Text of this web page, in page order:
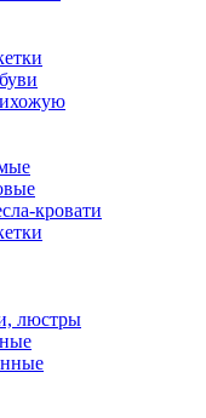
кровати
люстры